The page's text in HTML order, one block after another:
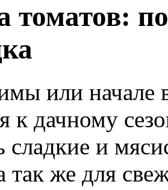
томатов:
или начале
к дачному
сладкие и
так же для